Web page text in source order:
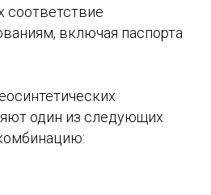
включая паспорта
один из следующих